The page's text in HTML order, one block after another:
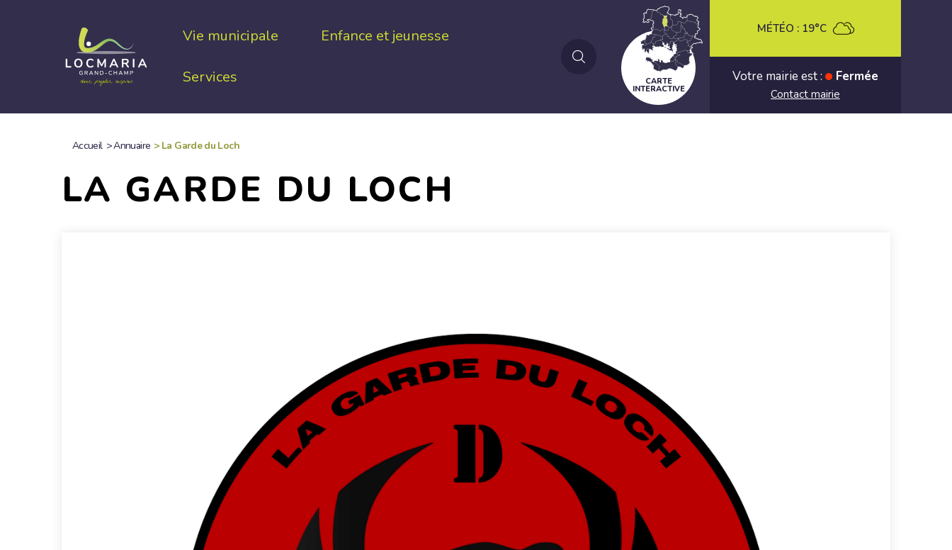
Vie municipale Enfance et jeunesse
Services CARTE
INTERACTIVE
MÉTÉO : 19°C
Votre mairie est : Fermée
Contact mairie
D'ARIANE
Accueil >Annuaire >La Garde du Loch
LA GARDE DU LOCH